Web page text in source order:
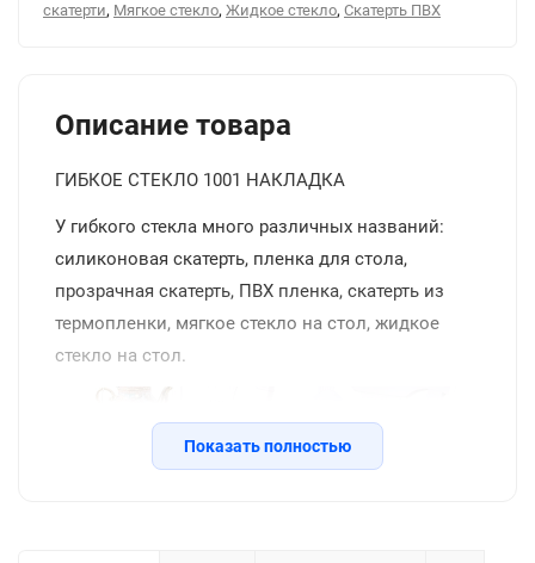
скатерти, Мягкое стекло, Жидкое стекло, Скатерть ПВХ
Описание товара
ГИБКОЕ СТЕКЛО 1001 НАКЛАДКА
У гибкого стекла много различных названий:
силиконовая скатерть, пленка для стола,
прозрачная скатерть, ПВХ пленка, скатерть из
термопленки, мягкое стекло на стол, жидкое
стекло на стол.
Показать полностью